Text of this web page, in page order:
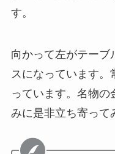
す。
向かって左がテーブ
スになっています
っています。名物の
みに是非立ち寄って